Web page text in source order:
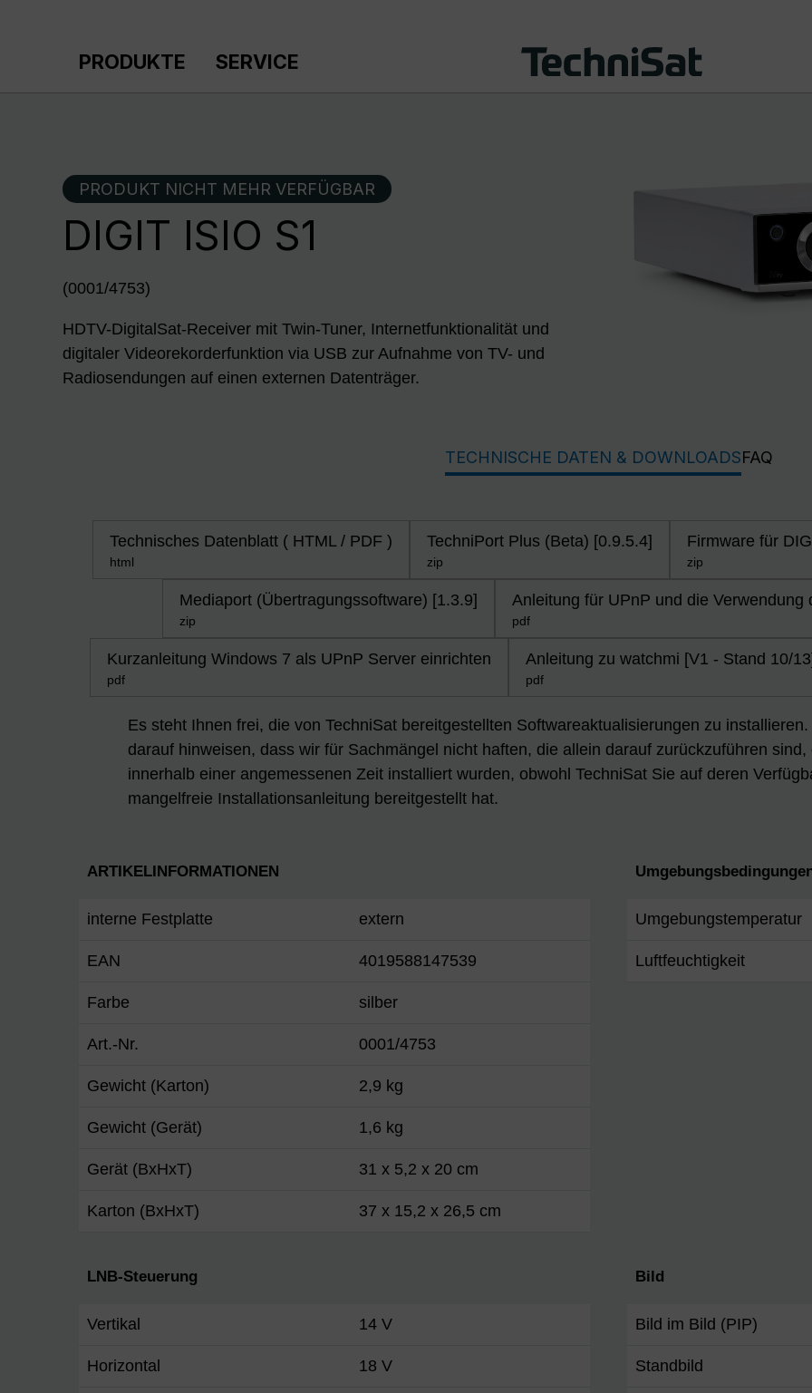
PRODUKTE SERVICE
PRODUKT NICHT MEHR VERFÜGBAR
DIGIT ISIO S1
(0001/4753)
HDTV-DigitalSat-Receiver mit Twin-Tuner, Internetfunktionalität und
digitaler Videorekorderfunktion via USB zur Aufnahme von TV- und
Radiosendungen auf einen externen Datenträger.
TECHNISCHE DATEN & DOWNLOADSFAQ
Technisches Datenblatt ( HTML / PDF )
html
TechniPort Plus (Beta) [0.9.5.4]
zip
Firmware für
zip
Mediaport (Übertragungssoftware) [1.3.9]
zip
Anleitung für UPnP und die
pdf
Kurzanleitung Windows 7 als UPnP Server einrichten
pdf
Anleitung zu watchmi [V1 - Stand 10/
pdf
Es steht Ihnen frei, die von TechniSat bereitgestellten Softwareaktualisierungen zu
darauf hinweisen, dass wir für Sachmängel nicht haften, die allein darauf zurückzuführen
innerhalb einer angemessenen Zeit installiert wurden, obwohl TechniSat Sie auf deren
mangelfreie Installationsanleitung bereitgestellt hat.
ARTIKELINFORMATIONEN
interne Festplatte extern
EAN 4019588147539
Farbe silber
Art.-Nr. 0001/4753
Gewicht (Karton) 2,9 kg
Gewicht (Gerät) 1,6 kg
Gerät (BxHxT) 31 x 5,2 x 20 cm
Karton (BxHxT) 37 x 15,2 x 26,5 cm
Umgebungstemperatur
Luftfeuchtigkeit
LNB-Steuerung
Vertikal 14 V
Horizontal 18 V
Bild
Bild im Bild (PIP)
Standbild